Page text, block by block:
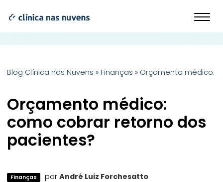
Blog Clínica nas Nuvens » Finanças » Orçamento médico:
Orçamento médico:
como cobrar retorno dos
pacientes?
Finanças por André Luiz Forchesatto